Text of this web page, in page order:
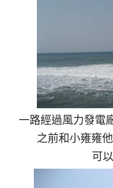
一路經過風力發電
之前和小雍雍
可